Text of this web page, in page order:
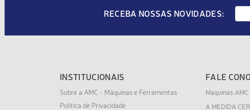
RECEBA NOSSAS NOVIDADES:
INSTITUCIONAIS
Sobre a AMC - Máquinas e Ferramentas
Política de Privacidade
FALE
Maquinas AMC
A MEDIDA